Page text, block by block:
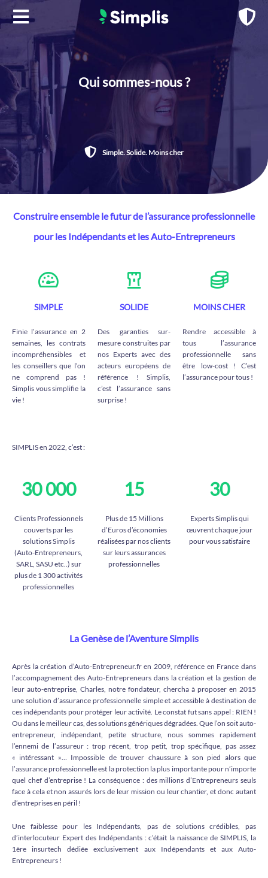
Aller
au
contenu
Qui sommes-nous ?
Simple. Solide. Moins cher
Construire ensemble le futur de l’assurance professionnelle
pour les Indépendants et les Auto-Entrepreneurs
SIMPLE
Finie l’assurance en 2
semaines, les contrats
incompréhensibles et
les conseillers que l’on
ne comprend pas !
Simplis vous simplifie la
vie !
SOLIDE
Des garanties sur-
mesure construites par
nos Experts avec des
acteurs européens de
référence ! Simplis,
c’est l’assurance sans
surprise !
MOINS CHER
Rendre accessible à
tous l’assurance
professionnelle sans
être low-cost ! C’est
l’assurance pour tous !
SIMPLIS en 2022, c’est :
30 000
Clients Professionnels
couverts par les
solutions Simplis
(Auto-Entrepreneurs,
SARL, SASU etc..) sur
plus de 1 300 activités
professionnelles
15
Plus de 15 Millions
d’Euros d’économies
réalisées par nos clients
sur leurs assurances
professionnelles
30
Experts Simplis qui
œuvrent chaque jour
pour vous satisfaire
La Genèse de l’Aventure Simplis
Après la création d’Auto-Entrepreneur.fr en 2009, référence en France dans
l’accompagnement des Auto-Entrepreneurs dans la création et la gestion de
leur auto-entreprise, Charles, notre fondateur, chercha à proposer en 2015
une solution d’assurance professionnelle simple et accessible à destination de
ces indépendants pour protéger leur activité. Le constat fut sans appel : RIEN !
Ou dans le meilleur cas, des solutions génériques dégradées. Que l’on soit auto-
entrepreneur, indépendant, petite structure, nous sommes rapidement
l’ennemi de l’assureur : trop récent, trop petit, trop spécifique, pas assez
« intéressant »… Impossible de trouver chaussure à son pied alors que
l’assurance professionnelle est la protection la plus importante pour n’importe
quel chef d’entreprise ! La conséquence : des millions d’Entrepreneurs seuls
face à cela et non assurés lors de leur mission ou leur chantier, et donc autant
d’entreprises en péril !
Une faiblesse pour les Indépendants, pas de solutions crédibles, pas
d’interlocuteur Expert des Indépendants : c’était la naissance de SIMPLIS, la
1ère insurtech dédiée exclusivement aux Indépendants et aux Auto-
Entrepreneurs !